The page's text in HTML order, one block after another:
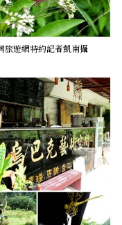
旅遊網特約記者凱南攝